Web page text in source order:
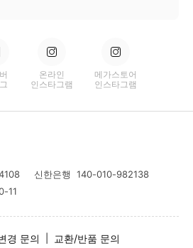
온라인
인스타그램
메가스토어
인스타그램
신한은행 140-010-982138
11
경 문의 교환/반품 문의